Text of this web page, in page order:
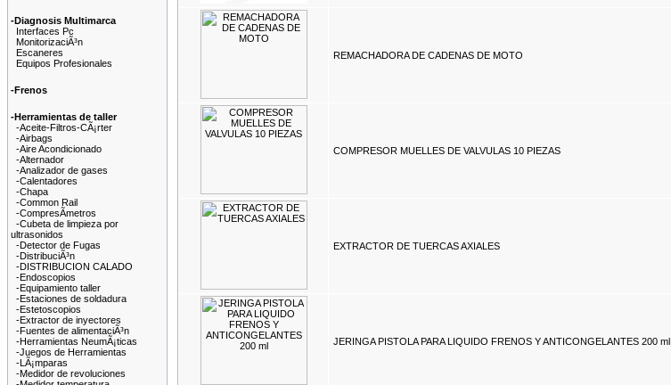
-Diagnosis Multimarca
Interfaces Pc
MonitorizaciÃ³n
Escaneres
Equipos Profesionales
-Frenos
-Herramientas de taller
-Aceite-Filtros-CÃ¡rter
-Airbags
-Aire Acondicionado
-Alternador
-Analizador de gases
-Calentadores
-Chapa
-Common Rail
-CompresÃ­metros
-Cubeta de limpieza por
ultrasonidos
-Detector de Fugas
-DistribuciÃ³n
-DISTRIBUCION CALADO
-Endoscopios
-Equipamiento taller
-Estaciones de soldadura
-Estetoscopios
-Extractor de inyectores
-Fuentes de alimentaciÃ³n
-Herramientas NeumÃ¡ticas
-Juegos de Herramientas
-LÃ¡mparas
-Medidor de revoluciones
REMACHADORA DE CADENAS DE MOTO
COMPRESOR MUELLES DE VALVULAS 10 PIEZAS
EXTRACTOR DE TUERCAS AXIALES
JERINGA PISTOLA PARA LIQUIDO FRENOS Y ANTICONGELANTES 200 ml